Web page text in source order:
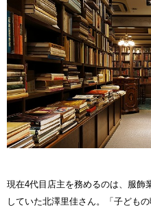
現在4代目店主を務めるのは、服飾
していた北澤里佳さん。「子ども